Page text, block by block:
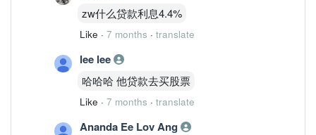
zw什么贷款利息4.4%
Like · 7 months · translate
lee lee
哈哈哈 他贷款去买股票
Like · 7 months · translate
Ananda Ee Lov Ang